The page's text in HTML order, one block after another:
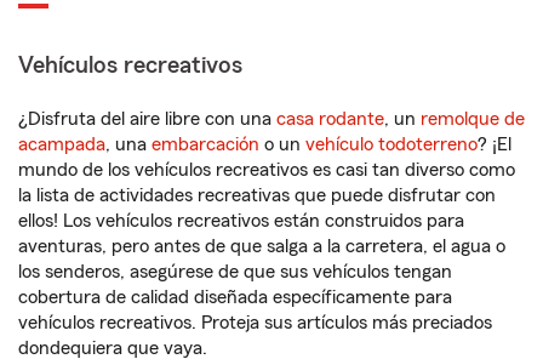
Vehículos recreativos
¿Disfruta del aire libre con una casa rodante, un remolque de
acampada, una embarcación o un vehículo todoterreno? ¡El
mundo de los vehículos recreativos es casi tan diverso como
la lista de actividades recreativas que puede disfrutar con
ellos! Los vehículos recreativos están construidos para
aventuras, pero antes de que salga a la carretera, el agua o
los senderos, asegúrese de que sus vehículos tengan
cobertura de calidad diseñada específicamente para
vehículos recreativos. Proteja sus artículos más preciados
dondequiera que vaya.